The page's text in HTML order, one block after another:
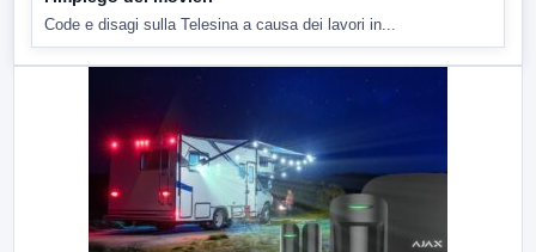
Code e disagi sulla Telesina a causa dei lavori in...